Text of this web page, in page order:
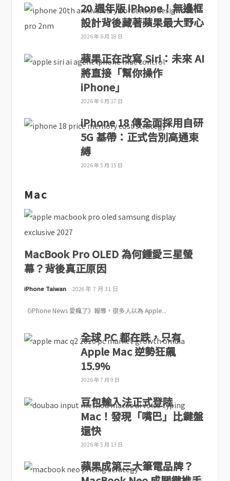
20 週年版 iPhone！無邊框
設計背後藏著蘋果最大野心
2026 年 6 月 18 日
蘋果正在改寫 Siri：未來 AI
將直接「幫你操作
iPhone」
2026 年 6 月 17 日
iPhone 18 傳全面採用自研
5G 基帶：正式告別高通束
縛
2026 年 5 月 15 日
Mac
MacBook Pro OLED 為何鍾愛三星螢
幕？背後真正原因
iPhone Taiwan 2026 年 7 月 31 日
《iPhone News 愛瘋了》報導，很多人以為 Apple...
全球 PC 都在跌，只有
Apple Mac 逆勢狂飆
15.9%
2026 年 7 月 9 日
豆包輸入法正式登陸
Mac！發現「嘴巴」比鍵盤
還快
2026 年 5 月 13 日
蘋果成第三大筆電品牌？